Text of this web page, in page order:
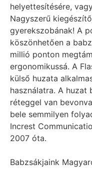
helyettesítésére,
Nagyszerű
gyerekszobának! A
köszönhetően a
millió ponton
ergonomikussá. A
külső huzata
használatra. A huzat
réteggel van
bele semmilyen
Increst
2007 óta.
Babzsákjaink